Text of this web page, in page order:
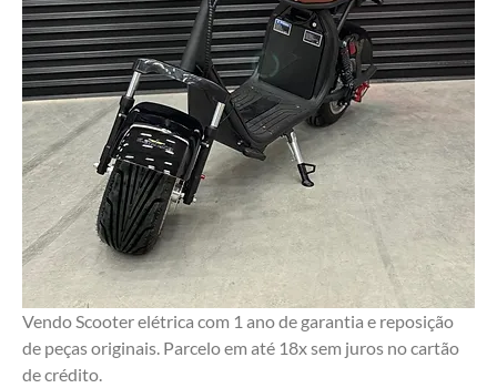
Vendo Scooter elétrica com 1 ano de garantia e reposição
de peças originais. Parcelo em até 18x sem juros no cartão
de crédito.